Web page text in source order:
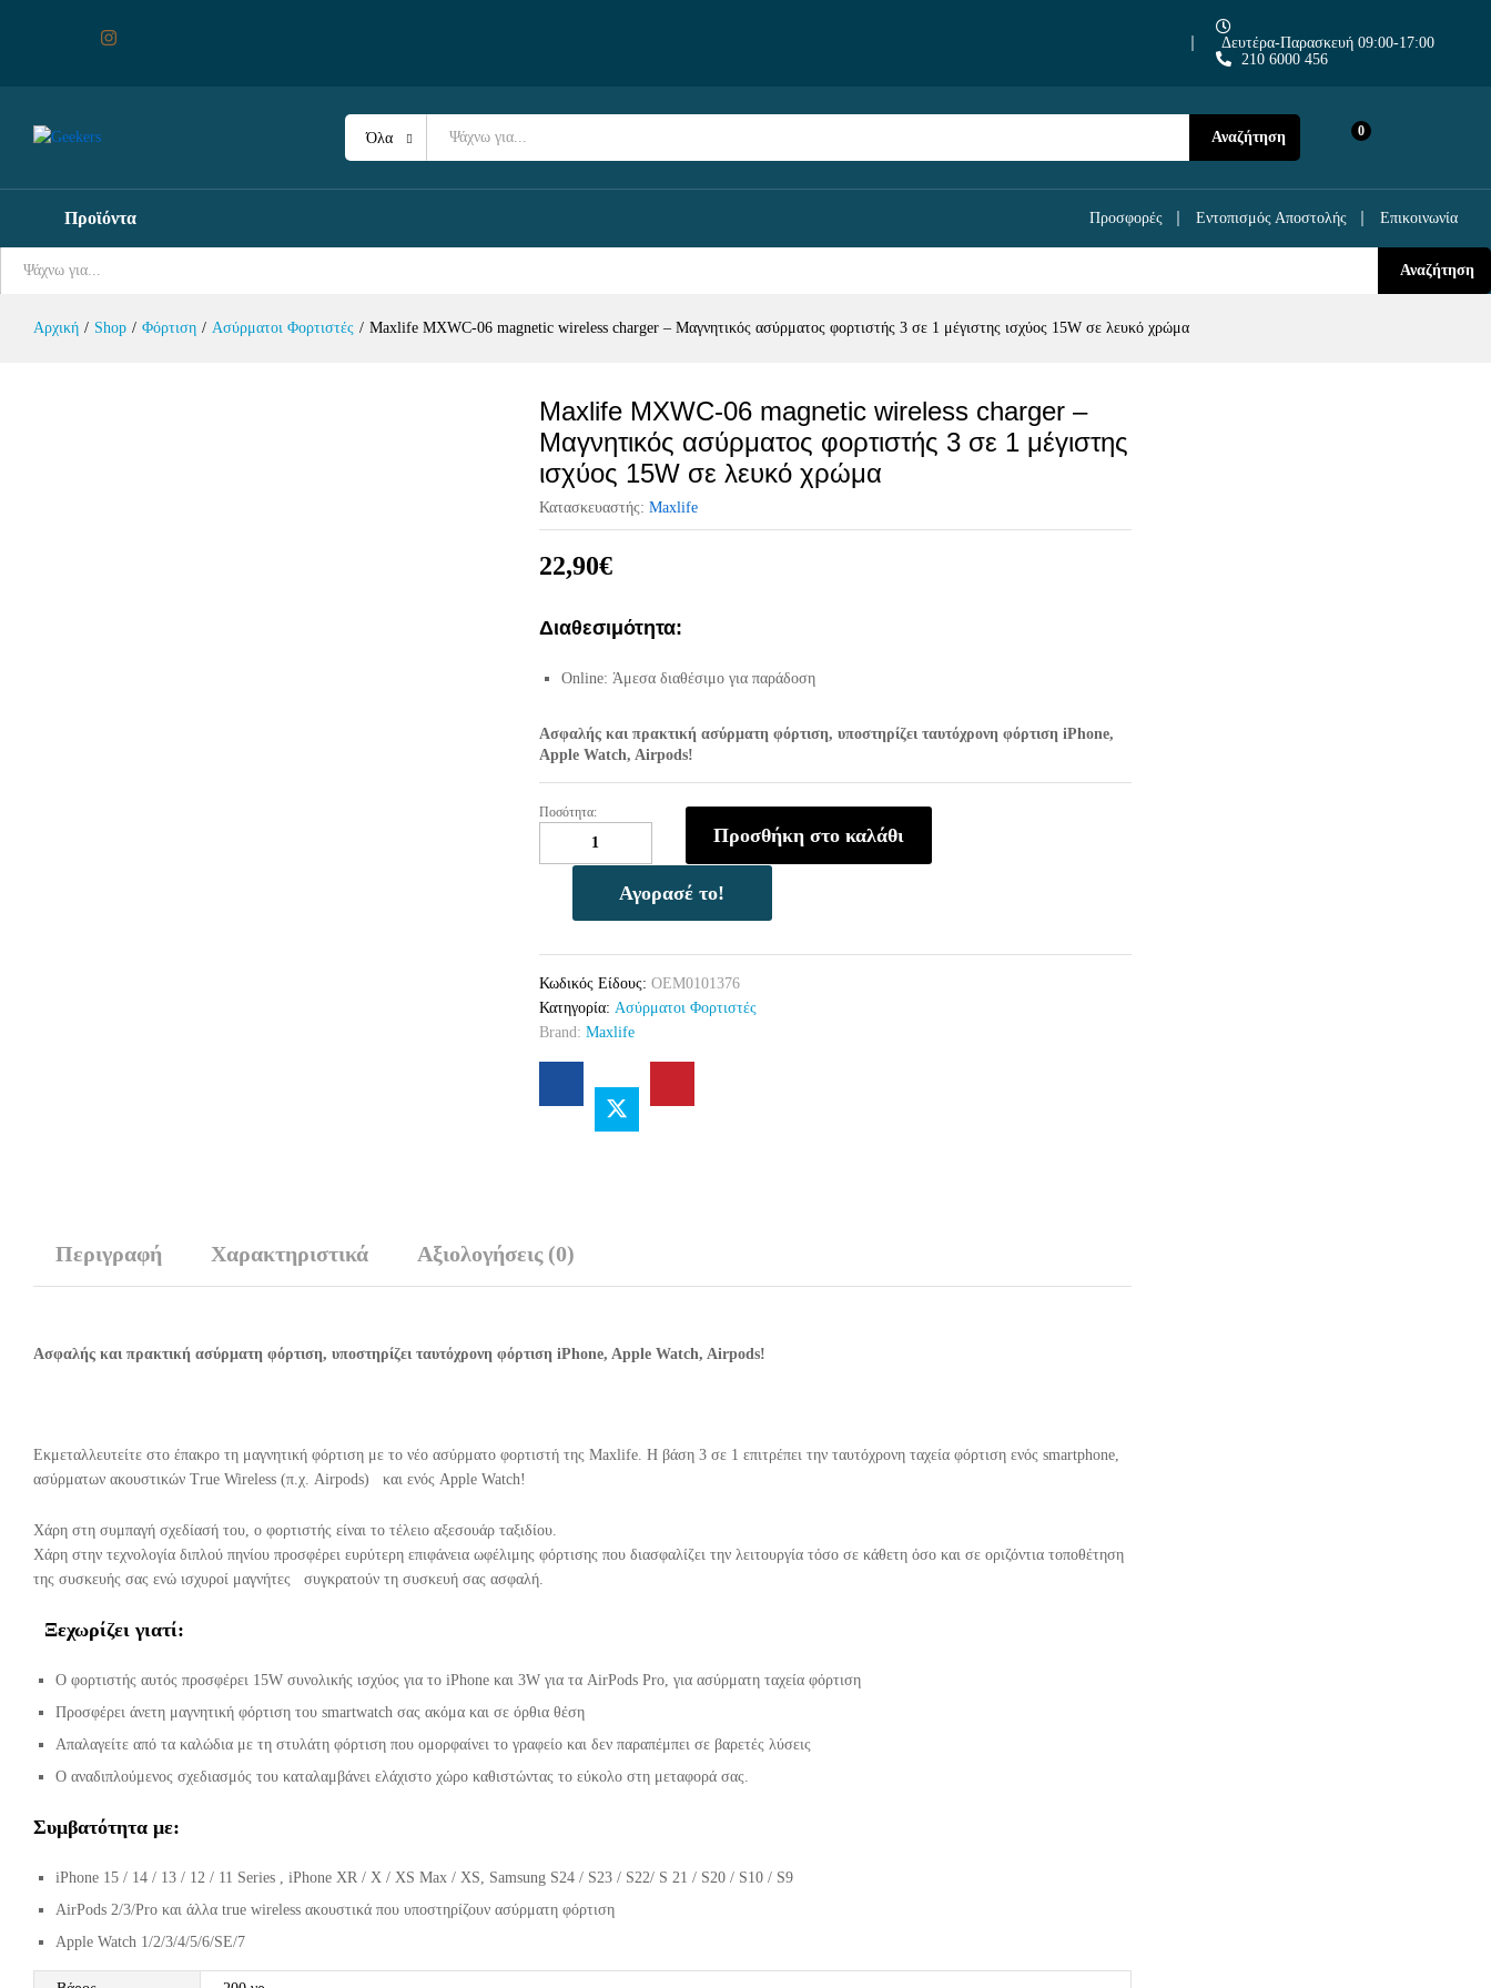
Δευτέρα-Παρασκευή 09:00-17:00
210 6000 456
Όλα Αναζήτηση 0
Προϊόντα Προσφορές Εντοπισμός Αποστολής Επικοινωνία
Όλα Αναζήτηση
Αρχική / Shop / Φόρτιση / Aσύρματοι Φορτιστές / Maxlife MXWC-06 magnetic wireless charger – Μαγνητικός ασύρματος φορτιστής 3 σε 1 μέγιστης ισχύος 15W σε λευκό χρώμα
Maxlife MXWC-06 magnetic wireless charger –
Μαγνητικός ασύρματος φορτιστής 3 σε 1 μέγιστης
ισχύος 15W σε λευκό χρώμα
Κατασκευαστής: Maxlife
22,90€
Διαθεσιμότητα:
Online: Άμεσα διαθέσιμο για παράδοση
Ασφαλής και πρακτική ασύρματη φόρτιση, υποστηρίζει ταυτόχρονη φόρτιση iPhone,
Apple Watch, Airpods!
Maxlife
06
Μαγνητικός
ασύρματος
φορτιστής
3
1
χρώμα
Ποσότητα:
Προσθήκη στο καλάθι
Αγορασέ το!
Κωδικός Είδους: OEM0101376
Κατηγορία: Aσύρματοι Φορτιστές
Brand: Maxlife
Περιγραφή Χαρακτηριστικά Αξιολογήσεις (0)
Ασφαλής και πρακτική ασύρματη φόρτιση, υποστηρίζει ταυτόχρονη φόρτιση iPhone, Apple Watch, Airpods!
Εκμεταλλευτείτε στο έπακρο τη μαγνητική φόρτιση με τo νέo ασύρματo φορτιστή της Maxlife. Η βάση 3 σε 1 επιτρέπει την ταυτόχρονη ταχεία φόρτιση ενός smartphone,
ασύρματων ακουστικών True Wireless (π.χ. Airpods) και ενός Apple Watch!
Χάρη στη συμπαγή σχεδίασή του, ο φορτιστής είναι το τέλειο αξεσουάρ ταξιδίου.
Χάρη στην τεχνολογία διπλού πηνίου προσφέρει ευρύτερη επιφάνεια ωφέλιμης φόρτισης που διασφαλίζει την λειτουργία τόσο σε κάθετη όσο και σε οριζόντια τοποθέτηση
της συσκευής σας ενώ ισχυροί μαγνήτες συγκρατούν τη συσκευή σας ασφαλή.
Ξεχωρίζει γιατί:
Ο φορτιστής αυτός προσφέρει 15W συνολικής ισχύος για το iPhone και 3W για τα AirPods Pro, για ασύρματη ταχεία φόρτιση
Προσφέρει άνετη μαγνητική φόρτιση του smartwatch σας ακόμα και σε όρθια θέση
Απαλαγείτε από τα καλώδια με τη στυλάτη φόρτιση που ομορφαίνει το γραφείο και δεν παραπέμπει σε βαρετές λύσεις
Ο αναδιπλούμενος σχεδιασμός του καταλαμβάνει ελάχιστο χώρο καθιστώντας το εύκολο στη μεταφορά σας.
Συμβατότητα με:
iPhone 15 / 14 / 13 / 12 / 11 Series , iPhone XR / X / XS Max / XS, Samsung S24 / S23 / S22/ S 21 / S20 / S10 / S9
AirPods 2/3/Pro και άλλα true wireless ακουστικά που υποστηρίζουν ασύρματη φόρτιση
Apple Watch 1/2/3/4/5/6/SE/7
Maxlife MXWC-06 magnetic wireless charger - Μαγνητικός ασύρματος φορτιστής 3 σε 1 μέγιστης
ισχύος 15W σε λευκό χρώμα
Περιγραφή